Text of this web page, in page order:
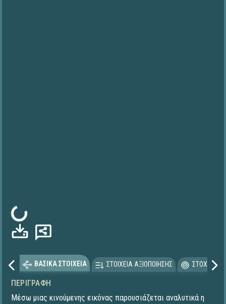
Φόρτωση...
ΒΑΣΙΚΑ ΣΤΟΙΧΕΙΑ ΣΤΟΙΧΕΙΑ ΑΞΙΟΠΟΙΗΣΗΣ
ΠΕΡΙΓΡΑΦΉ
Μέσω μιας κινούμενης εικόνας παρουσιάζεται αναλυτικά η